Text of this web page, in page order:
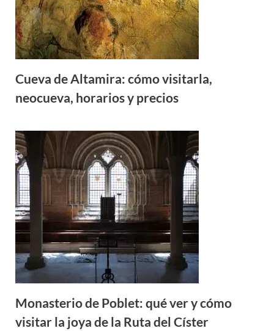
Cueva de Altamira: cómo visitarla,
neocueva, horarios y precios
Monasterio de Poblet: qué ver y cómo
visitar la joya de la Ruta del Císter